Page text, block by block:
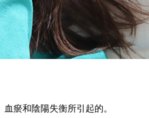
瘀和陰陽失衡所引起的。